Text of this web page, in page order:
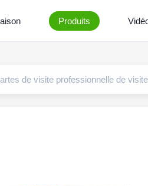
Produits
de visite professionnelle de